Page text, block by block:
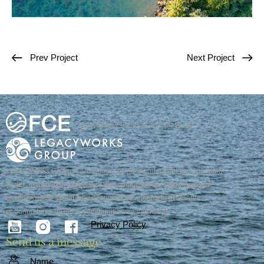
Prev Project Next Project
East Cape Futures is an initiative of:
LegacyWorks Group is an alliance of independent entities operating
under an affiliation agreement and committed to fostering positive
environmental, social, and economic development to create
enduring benefits in the communities we call home.
Privacy Policy
Send us a message